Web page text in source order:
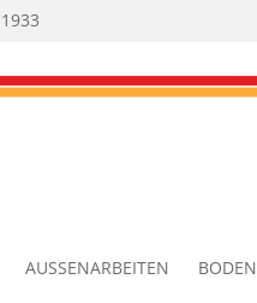
AUSSEN­AR­BEI­TEN BODEN